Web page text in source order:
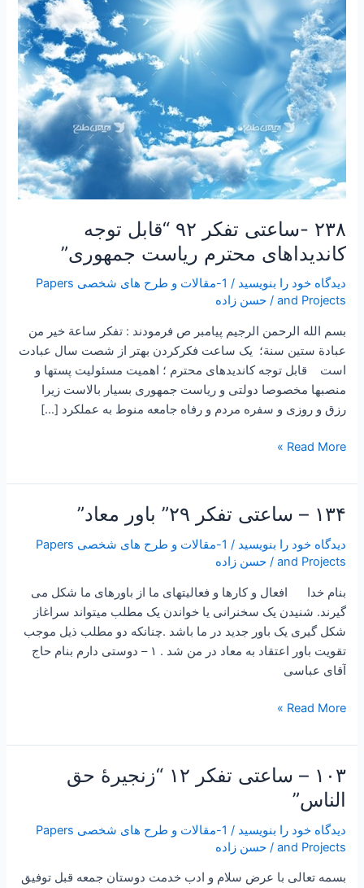
۲۳۸ -ساعتی تفکر ۹۲ “قابل توجه
کاندیداهای محترم ریاست جمهوری”
دیدگاه‌ خود را بنویسید /
1-مقالات و طرح های شخصی Papers
and Projects
/حسن زاده
بسم الله الرحمن الرجیم پیامبر ص فرمودند : تفكر ساعة خير من
عبادة ستين سنة؛ یک ساعت فکرکردن بهتر از شصت سال عبادت
است قابل توجه کاندیدهای محترم ؛ اهمیت مسئولیت پستها و
منصبها مخصوصا دولتی و ریاست جمهوری بسیار بالاست زیرا
رزق و روزی و سفره مردم و رفاه جامعه منوط به عملکرد […]
محترم
ریاست
جمهوری”
Read More »
۱۳۴ – ساعتی تفکر ۲۹” باور معاد”
دیدگاه‌ خود را بنویسید /
1-مقالات و طرح های شخصی Papers
and Projects
/حسن زاده
بنام خدا افعال و کارها و فعالیتهای ما از باورهای ما شکل می
گیرند. شنیدن یک سخنرانی یا خواندن یک مطلب میتواند سراغاز
شکل گیری یک باور جدید در ما باشد .چنانکه دو مطلب ذیل موجب
تقویت باور اعتقاد به معاد در من شد . ۱ – دوستی دارم بنام حاج
آقای عباسی
۱۳۴
ساعتی
تفکر
۲۹”
باور
معاد”
Read More »
۱۰۳ – ساعتی تفکر ۱۲ “زنجیرۀ حق
الناس”
دیدگاه‌ خود را بنویسید /
1-مقالات و طرح های شخصی Papers
and Projects
/حسن زاده
بسمه تعالی با عرض سلام و ادب خدمت دوستان جمعه قبل توفیق
۱۰۳
–
ساعتی
تفکر
۱۲